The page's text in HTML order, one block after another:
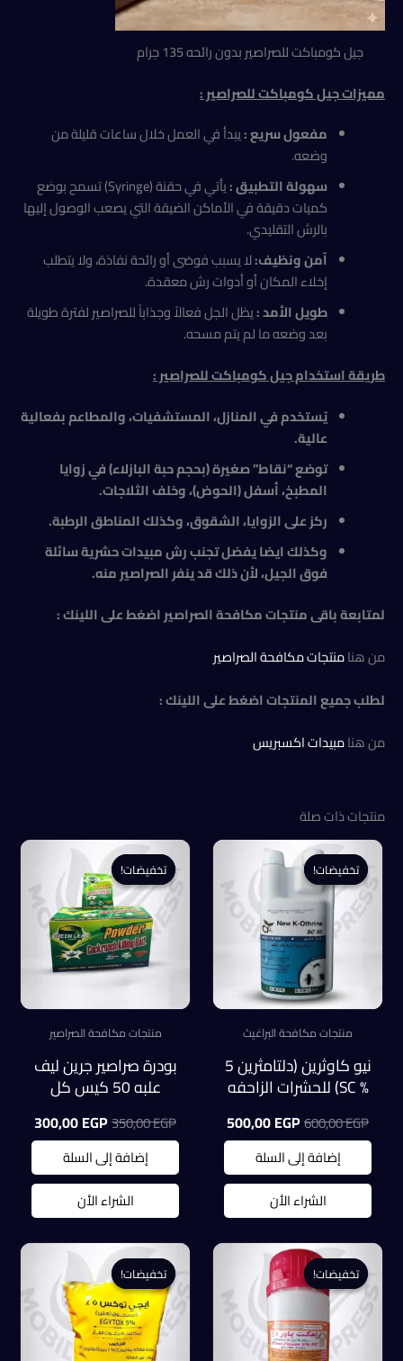
جيل كومباكت للصراصير بدون رائحه 135 جرام
مميزات جيل كومباكت للصراصير :
مفعول سريع:يبدأ في العمل خلال ساعات قليلة من
وضعه.
سهولة التطبيق:
يأتي في حقنة (Syringe) تسمح بوضع
كميات دقيقة في الأماكن الضيقة التي يصعب الوصول إليها
بالرش التقليدي.
آمن ونظيف:لا يسبب فوضى أو رائحة نفاذة، ولا يتطلب
إخلاء المكان أو أدوات رش معقدة.
طويل الأمد:يظل الجل فعالاً وجذاباً للصراصير لفترة طويلة
بعد وضعه ما لم يتم مسحه.
طريقة استخدامجيل كومباكت للصراصير :
يُستخدم في المنازل، المستشفيات، والمطاعم بفعالية
عالية.
توضع “نقاط” صغيرة (بحجم حبة البازلاء) في زوايا
المطبخ، أسفل (الحوض)، وخلف الثلاجات.
ركز على الزوايا، الشقوق، وكذلك المناطق الرطبة.
وكذلك ايضا يفضل تجنب رش مبيدات حشرية سائلة
فوق الجيل، لأن ذلك قد ينفر الصراصير منه.
لمتابعة باقى منتجات مكافحة الصراصير اضغط على اللينك :
من هنامنتجات مكافحة الصراصير
لطلب جميع المنتجات اضغط على اللينك :
من هنامبيدات اكسبريس
منتجات ذات صلة
تخفيضات!
تخفيضات!
منتجات مكافحة البراغيث
نيو كاوثرين (دلتامثرين 5
% SC) للحشرات الزاحفه
600,00EGP السعر
الأصلي
هو:
600,00 EGP.
500,00EGP السعر
الحالي
500,00 EGP.
إضافة إلى السلة
الشراء الأن
تخفيضات!
تخفيضات!
منتجات مكافحة الصراصير
بودرة صراصير جرين ليف
علبه 50 كيس كل
350,00EGP السعر
الأصلي
هو:
350,00 EGP.
300,00EGP
EGP.
إضافة إلى السلة
الشراء الأن
تخفيضات!
تخفيضات! تخفيضات!
تخفيضات!